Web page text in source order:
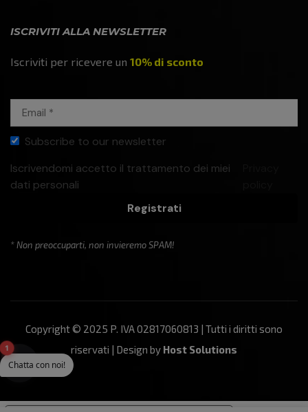
Chatta con noi!
1
ISCRIVITI ALLA NEWSLETTER
Iscriviti per ricevere un 10% di sconto
Subscribe to our newsletter
Iscrivendomi accetto il trattamento dei miei
dati personali
Registrati
* Non preoccuparti, non invieremo SPAM!
Copyright © 2025 P. IVA 02817060813 | Tutti i diritti sono
riservati | Design by Host Solutions